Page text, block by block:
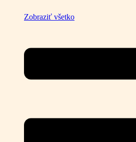
Zobraziť všetko